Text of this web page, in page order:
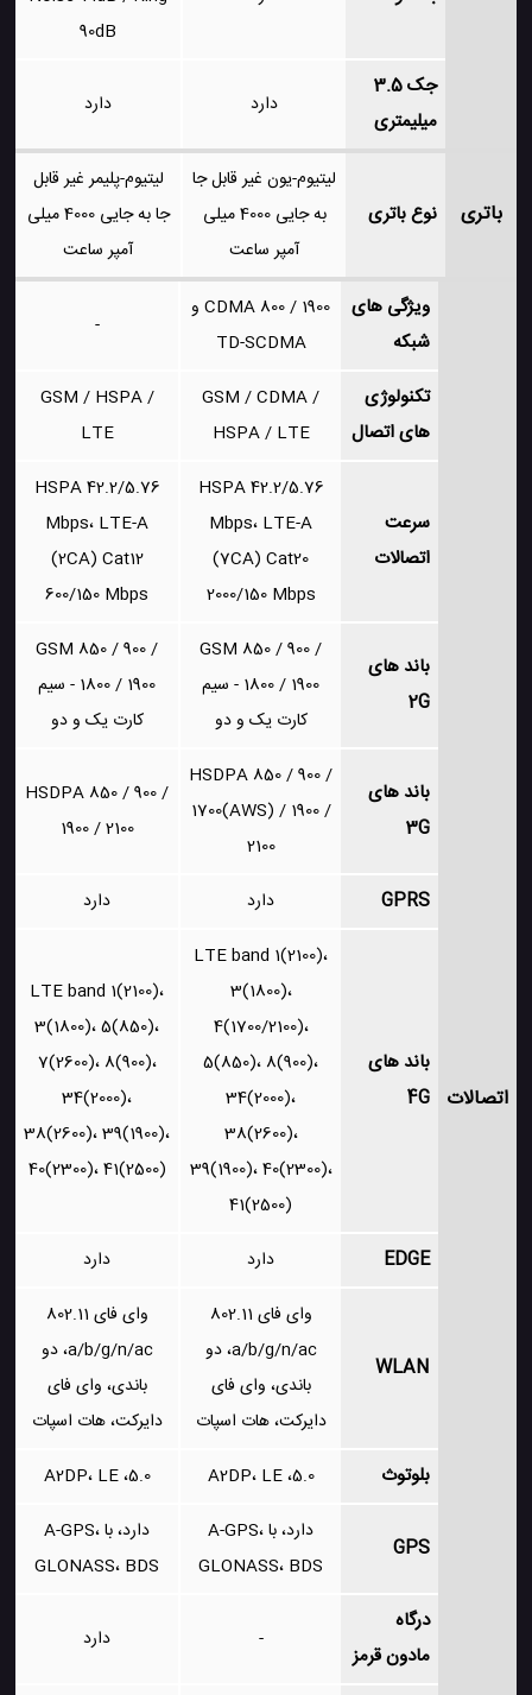
90dB
جک 3.5
میلیمتری
دارد دارد
باتری نوع باتری
لیتیوم-یون غیر قابل جا
به جایی 4000 میلی
آمپر ساعت
لیتیوم-پلیمر غیر قابل
جا به جایی 4000 میلی
آمپر ساعت
اتصالات
ویژگی های
شبکه
CDMA 800 / 1900 و
TD-SCDMA
-
تکنولوژی
های اتصال
GSM / CDMA /
HSPA / LTE
GSM / HSPA /
LTE
سرعت
اتصالات
HSPA 42.2/5.76
Mbps، LTE-A
(7CA) Cat20
2000/150 Mbps
HSPA 42.2/5.76
Mbps، LTE-A
(2CA) Cat12
600/150 Mbps
باند های
2G
GSM 850 / 900 /
1800 / 1900 - سیم
کارت یک و دو
GSM 850 / 900 /
1800 / 1900 - سیم
کارت یک و دو
باند های
3G
HSDPA 850 / 900 /
1700(AWS) / 1900 /
2100
HSDPA 850 / 900 /
1900 / 2100
GPRS دارد دارد
باند های
4G
LTE band 1(2100)،
3(1800)،
4(1700/2100)،
5(850)، 8(900)،
34(2000)،
38(2600)،
39(1900)، 40(2300)،
41(2500)
LTE band 1(2100)،
3(1800)، 5(850)،
7(2600)، 8(900)،
34(2000)،
38(2600)، 39(1900)،
40(2300)، 41(2500)
EDGE دارد دارد
WLAN
وای فای 802.11
a/b/g/n/ac، دو
باندی، وای فای
دایرکت، هات اسپات
وای فای 802.11
a/b/g/n/ac، دو
باندی، وای فای
دایرکت، هات اسپات
بلوتوث 5.0، A2DP، LE 5.0، A2DP، LE
GPS
دارد، با A-GPS،
GLONASS، BDS
دارد، با A-GPS،
GLONASS، BDS
درگاه
مادون قرمز
- دارد